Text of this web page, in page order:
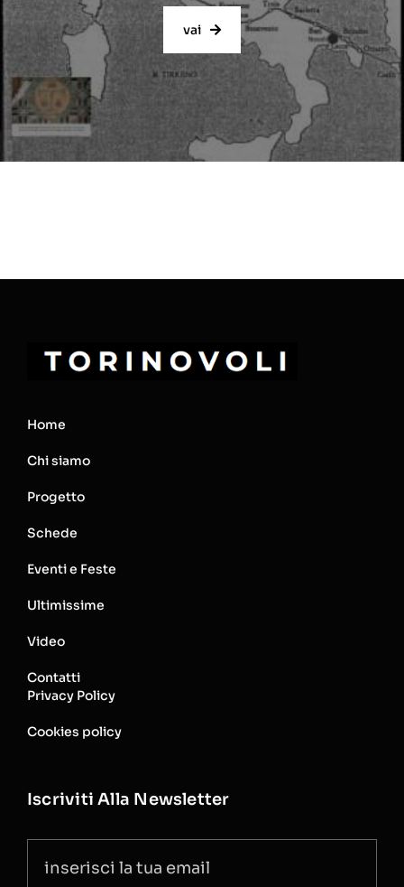
vai
Home
Chi siamo
Progetto
Schede
Eventi e Feste
Ultimissime
Video
Contatti
Privacy Policy
Cookies policy
Iscriviti Alla Newsletter